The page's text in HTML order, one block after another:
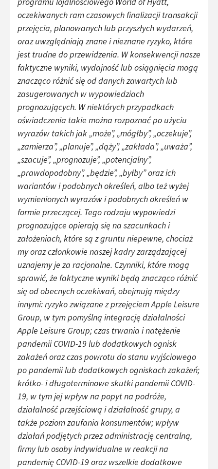
oczekiwanych ram czasowych finalizacji transakcji
przejęcia, planowanych lub przyszłych wydarzeń,
oraz uwzględniają znane i nieznane ryzyko, które
jest trudne do przewidzenia. W konsekwencji nasze
faktyczne wyniki, wydajność lub osiągnięcia mogą
znacząco różnić się od danych zawartych lub
zasugerowanych w wypowiedziach
prognozujących. W niektórych przypadkach
oświadczenia takie można rozpoznać po użyciu
wyrazów takich jak „może”, „mógłby”, „oczekuje”,
„zamierza”, „planuje”, „dąży”, „zakłada”, „uważa”,
„szacuje”, „prognozuje”, „potencjalny”,
„prawdopodobny”, „będzie”, „byłby” oraz ich
wariantów i podobnych określeń, albo też wyżej
wymienionych wyrazów i podobnych określeń w
formie przeczącej. Tego rodzaju wypowiedzi
prognozujące opierają się na szacunkach i
założeniach, które są z gruntu niepewne, chociaż
my oraz członkowie naszej kadry zarządzającej
uznajemy je za racjonalne. Czynniki, które mogą
sprawić, że faktyczne wyniki będą znacząco różnić
się od obecnych oczekiwań, obejmują między
innymi: ryzyko związane z przejęciem Apple Leisure
Group, w tym pomyślną integrację działalności
Apple Leisure Group; czas trwania i natężenie
pandemii COVID-19 lub dodatkowych ognisk
zakażeń oraz czas powrotu do stanu wyjściowego
po pandemii lub dodatkowych ogniskach zakażeń;
krótko- i długoterminowe skutki pandemii COVID-
19, w tym jej wpływ na popyt na podróże,
działalność przejściową i działalność grupy, a
także poziom zaufania konsumentów; wpływ
działań podjętych przez administrację centralną,
firmy lub osoby indywidualne w reakcji na
pandemię COVID-19 oraz wszelkie dodatkowe